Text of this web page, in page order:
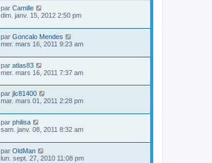
par Camille
dim. janv. 15, 2012 2:50 pm
par Goncalo Mendes
mer. mars 16, 2011 9:23 am
par atlas83
mer. mars 16, 2011 7:37 am
par jlc81400
mar. mars 01, 2011 2:28 pm
par philisa
sam. janv. 08, 2011 8:32 am
par OldMan
lun. sept. 27, 2010 11:08 pm